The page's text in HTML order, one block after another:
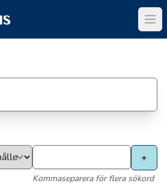
Kommaseparera för flera sökord